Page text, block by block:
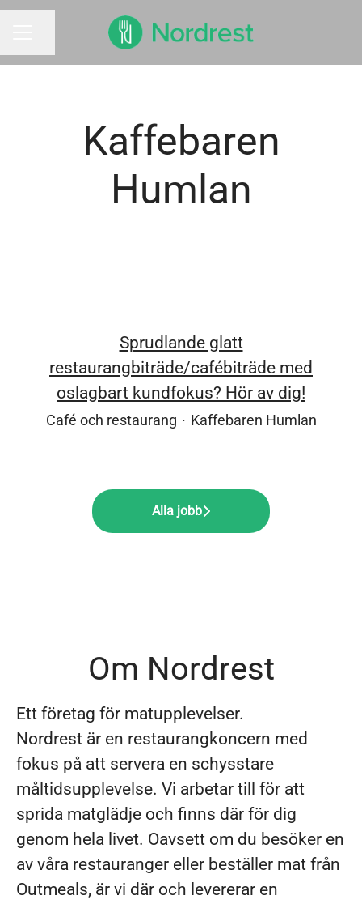
Kaffebaren
Humlan
Sprudlande glatt
restaurangbiträde/cafébiträde med
oslagbart kundfokus? Hör av dig!
Café och restaurang · Kaffebaren Humlan
Alla jobb
Om Nordrest
Ett företag för matupplevelser.
Nordrest är en restaurangkoncern med
fokus på att servera en schysstare
måltidsupplevelse. Vi arbetar till för att
sprida matglädje och finns där för dig
genom hela livet. Oavsett om du besöker en
av våra restauranger eller beställer mat från
Outmeals, är vi där och levererar en